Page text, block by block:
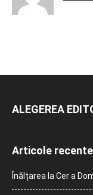
ALEGEREA
Articole recente
Înălțarea la Cer a